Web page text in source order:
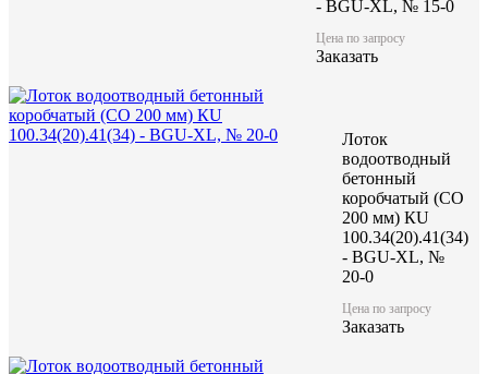
- BGU-XL, № 15-0
Цена по запросу
Заказать
Лоток
водоотводный
бетонный
коробчатый (CO
200 мм) КU
100.34(20).41(34)
- BGU-XL, №
20-0
Цена по запросу
Заказать